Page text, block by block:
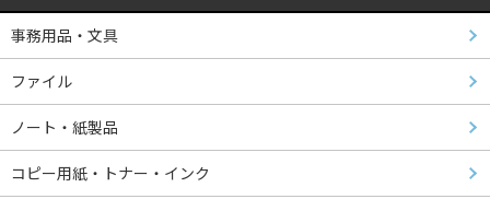
事務用品・文具
ファイル
ノート・紙製品
コピー用紙・トナー・インク